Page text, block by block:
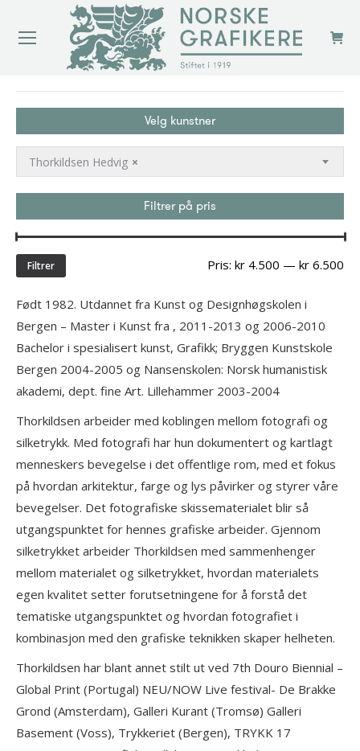
Velg kunstner
×
Thorkildsen Hedvig
Filtrer på pris
Filtrer Pris: kr 4.500 — kr 6.500
Født 1982. Utdannet fra Kunst og Designhøgskolen i
Bergen – Master i Kunst fra , 2011-2013 og 2006-2010
Bachelor i spesialisert kunst, Grafikk; Bryggen Kunstskole
Bergen 2004-2005 og Nansenskolen: Norsk humanistisk
akademi, dept. fine Art. Lillehammer 2003-2004
Thorkildsen arbeider med koblingen mellom fotografi og
silketrykk. Med fotografi har hun dokumentert og kartlagt
menneskers bevegelse i det offentlige rom, med et fokus
på hvordan arkitektur, farge og lys påvirker og styrer våre
bevegelser. Det fotografiske skissematerialet blir så
utgangspunktet for hennes grafiske arbeider. Gjennom
silketrykket arbeider Thorkildsen med sammenhenger
mellom materialet og silketrykket, hvordan materialets
egen kvalitet setter forutsetningene for å forstå det
tematiske utgangspunktet og hvordan fotografiet i
kombinasjon med den grafiske teknikken skaper helheten.
Thorkildsen har blant annet stilt ut ved 7th Douro Biennial –
Global Print (Portugal) NEU/NOW Live festival- De Brakke
Grond (Amsterdam), Galleri Kurant (Tromsø) Galleri
Basement (Voss), Trykkeriet (Bergen), TRYKK 17